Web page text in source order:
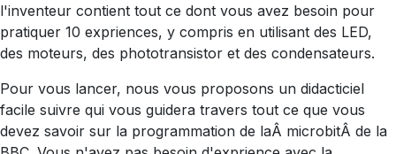
l'inventeur contient tout ce dont vous avez besoin pour
pratiquer 10 expriences, y compris en utilisant des LED,
des moteurs, des phototransistor et des condensateurs.
Pour vous lancer, nous vous proposons un didacticiel
facile suivre qui vous guidera travers tout ce que vous
devez savoir sur la programmation de laÂ microbitÂ de la